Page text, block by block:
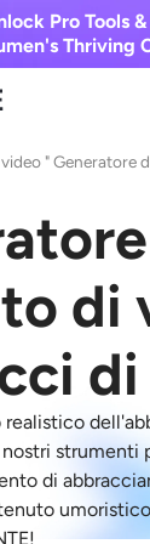
Pro Tools
Thriving
AI
artificiale
di foto
"Generatore
di
strumenti
di